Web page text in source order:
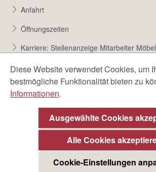
Anfahrt
Öffnungszeiten
Karriere: Stellenanzeige Mitarbeiter
Karriere bei Möbel Berta
Bewerbungsformular
Diese Website verwendet Cookies, um
bestmögliche Funktionalität bieten zu
Informationen.
Ausgewählte Cookies
Alle Cookies
Cookie-Einstellungen
Beratungstermin ❯